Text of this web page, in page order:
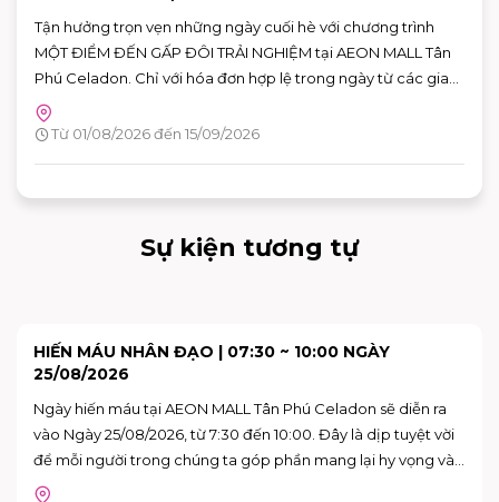
Tận hưởng trọn vẹn những ngày cuối hè với chương trình
MỘT ĐIỂM ĐẾN GẤP ĐÔI TRẢI NGHIỆM tại AEON MALL Tân
Phú Celadon. Chỉ với hóa đơn hợp lệ trong ngày từ các gian
hàng tham gia, khách hàng có thể nhận ưu đãi chéo giữa
khu ẩm thực Vườn Ngon và các gian hàng giải trí, giúp hành
Từ 01/08/2026 đến 15/09/2026
Sự kiện tương tự
SKY: CHILDREN OF THE LIGHT TRẢI NGHIỆM KHÔNG
GIAN NGHỆ THUẬT "VAN GOGH THƯƠNG MẾN"
Bạn đã sẵn sàng để bước vào những bức họa của Van Gogh
chưa?